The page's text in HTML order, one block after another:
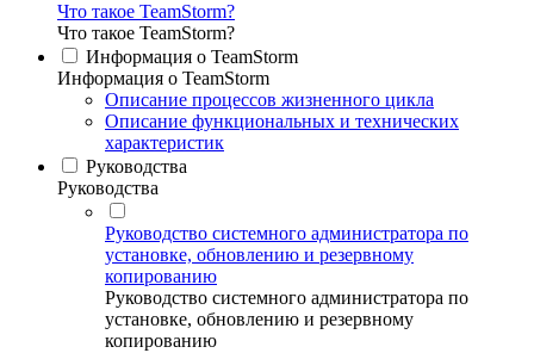
Что такое TeamStorm?
Что такое TeamStorm?
Информация о TeamStorm
Информация о TeamStorm
Описание процессов жизненного цикла
Описание функциональных и технических
характеристик
Руководства
Руководства
Руководство системного администратора по
установке, обновлению и резервному
копированию
Руководство системного администратора по
установке, обновлению и резервному
копированию